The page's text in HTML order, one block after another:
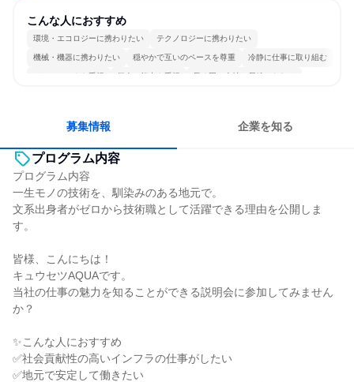
こんな人におすすめ
環境・エコロジーに携わりたい テクノロジーに携わりたい
機械・機器に携わりたい 穏やかで互いのペースを尊重 冷静に仕事に取り組む
チームワークを重視 個人の能力を重視 長く同じ会社に居続けられる
募集情報 企業を知る
プログラム内容
プログラム内容
一生モノの技術を、馴染みのある地元で。
文系出身者がゼロから技術職として活躍できる理由を公開しま
す。
皆様、こんにちは！
キュウセツAQUAです。
当社の仕事の魅力を知ることができる説明会に参加してみません
か？
✨こんな人におすすめ
✅社会貢献性の高いインフラの仕事がしたい
✅地元で安定して働きたい